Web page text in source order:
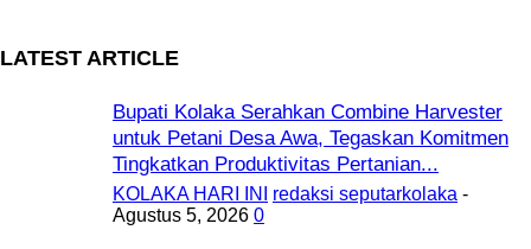
LATEST ARTICLE
Bupati Kolaka Serahkan Combine Harvester
untuk Petani Desa Awa, Tegaskan Komitmen
Tingkatkan Produktivitas Pertanian...
KOLAKA HARI INI redaksi seputarkolaka -
Agustus 5, 2026 0